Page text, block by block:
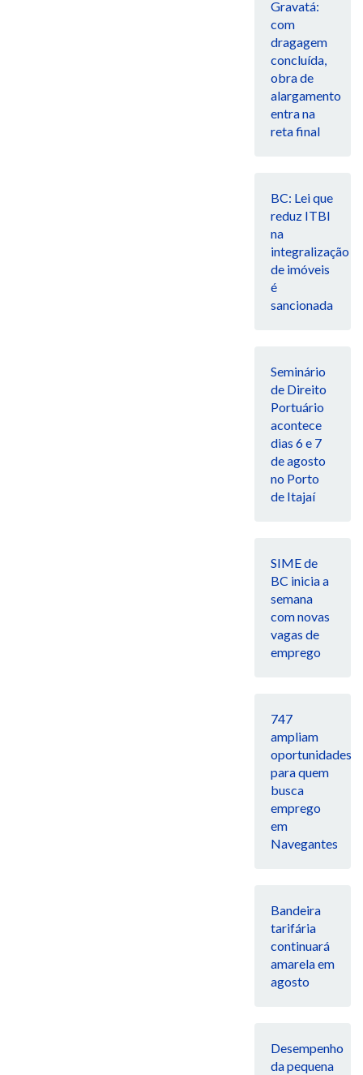
Gravatá:
com
dragagem
concluída,
obra de
alargamento
entra na
reta final
BC: Lei que
reduz ITBI
na
integralização
de imóveis
é
sancionada
Seminário
de Direito
Portuário
acontece
dias 6 e 7
de agosto
no Porto
de Itajaí
SIME de
BC inicia a
semana
com novas
vagas de
emprego
747
ampliam
oportunidades
para quem
busca
emprego
em
Navegantes
Bandeira
tarifária
continuará
amarela em
agosto
Desempenho
da pequena